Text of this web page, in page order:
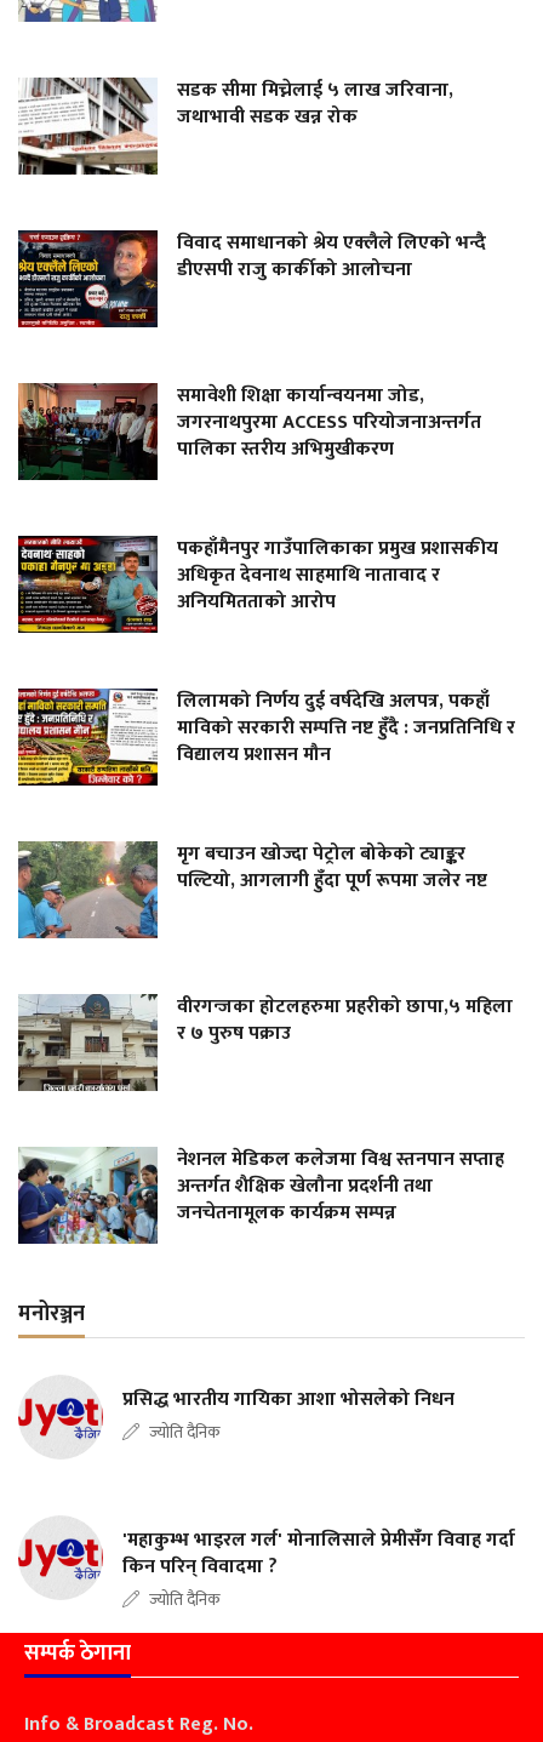
सडक सीमा मिच्नेलाई ५ लाख जरिवाना,
जथाभावी सडक खन्न रोक
विवाद समाधानको श्रेय एक्लैले लिएको भन्दै
डीएसपी राजु कार्कीको आलोचना
समावेशी शिक्षा कार्यान्वयनमा जोड,
जगरनाथपुरमा ACCESS परियोजनाअन्तर्गत
पालिका स्तरीय अभिमुखीकरण
पकहाँमैनपुर गाउँपालिकाका प्रमुख प्रशासकीय
अधिकृत देवनाथ साहमाथि नातावाद र
अनियमितताको आरोप
लिलामको निर्णय दुई वर्षदेखि अलपत्र, पकहाँ
माविको सरकारी सम्पत्ति नष्ट हुँदै : जनप्रतिनिधि र
विद्यालय प्रशासन मौन
मृग बचाउन खोज्दा पेट्रोल बोकेको ट्याङ्कर
पल्टियो, आगलागी हुँदा पूर्ण रूपमा जलेर नष्ट
वीरगन्जका हाेटलहरुमा प्रहरीको छापा,५ महिला
र ७ पुरुष पक्राउ
नेशनल मेडिकल कलेजमा विश्व स्तनपान सप्ताह
अन्तर्गत शैक्षिक खेलौना प्रदर्शनी तथा
जनचेतनामूलक कार्यक्रम सम्पन्न
मनोरञ्जन
प्रसिद्ध भारतीय गायिका आशा भोसलेको निधन
ज्योति दैनिक
'महाकुम्भ भाइरल गर्ल' मोनालिसाले प्रेमीसँग विवाह गर्दा
किन परिन् विवादमा ?
ज्योति दैनिक
सम्पर्क ठेगाना
Info & Broadcast Reg. No.